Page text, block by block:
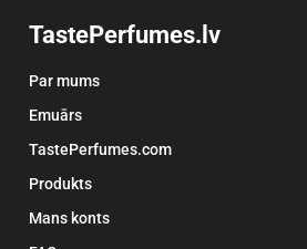
TastePerfumes.lv
Par mums
Emuārs
TastePerfumes.com
Produkts
Mans konts